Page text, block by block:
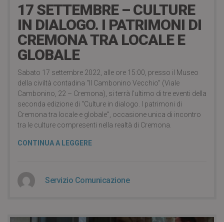
17 SETTEMBRE – CULTURE
IN DIALOGO. I PATRIMONI DI
CREMONA TRA LOCALE E
GLOBALE
Sabato 17 settembre 2022, alle ore 15:00, presso il Museo
della civiltà contadina “Il Cambonino Vecchio” (Viale
Cambonino, 22 – Cremona), si terrà l’ultimo di tre eventi della
seconda edizione di “Culture in dialogo. I patrimoni di
Cremona tra locale e globale”, occasione unica di incontro
tra le culture compresenti nella realtà di Cremona.
CONTINUA A LEGGERE
Servizio Comunicazione